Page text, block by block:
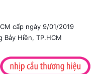
cấp ngày 9/01/2019
Bảy Hiền, TP.HCM